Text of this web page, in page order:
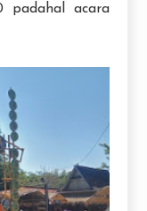
padahal acara